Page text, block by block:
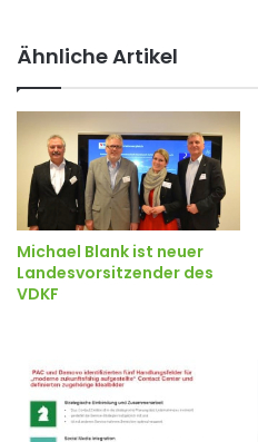
Ähnliche Artikel
Michael Blank ist neuer
Landesvorsitzender des
VDKF